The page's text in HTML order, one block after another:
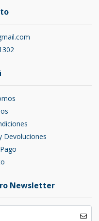
Devoluciones
Newsletter